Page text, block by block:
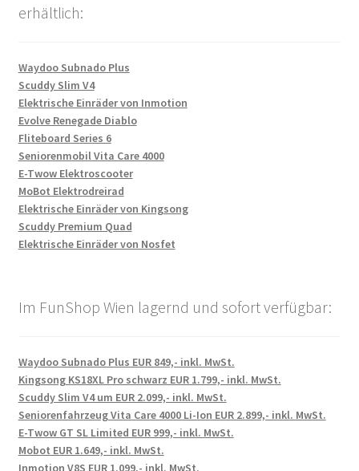
erhältlich:
Waydoo Subnado Plus
Scuddy Slim V4
Elektrische Einräder von Inmotion
Evolve Renegade Diablo
Fliteboard Series 6
Seniorenmobil Vita Care 4000
E-Twow Elektroscooter
MoBot Elektrodreirad
Elektrische Einräder von Kingsong
Scuddy Premium Quad
Elektrische Einräder von Nosfet
Im FunShop Wien lagernd und sofort verfügbar:
Waydoo Subnado Plus EUR 849,- inkl. MwSt.
Kingsong KS18XL Pro schwarz EUR 1.799,- inkl. MwSt.
Scuddy Slim V4 um EUR 2.099,- inkl. MwSt.
Seniorenfahrzeug Vita Care 4000 Li-Ion EUR 2.899,- inkl. MwSt.
E-Twow GT SL Limited EUR 999,- inkl. MwSt.
Mobot EUR 1.649,- inkl. MwSt.
Inmotion V8S EUR 1.099,- inkl. MwSt.